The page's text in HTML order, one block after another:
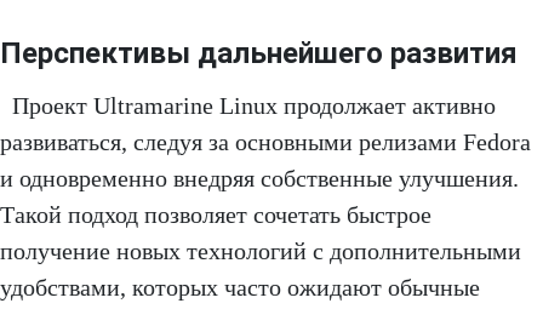
Перспективы дальнейшего развития
Проект Ultramarine Linux продолжает активно
развиваться, следуя за основными релизами Fedora
и одновременно внедряя собственные улучшения.
Такой подход позволяет сочетать быстрое
получение новых технологий с дополнительными
удобствами, которых часто ожидают обычные